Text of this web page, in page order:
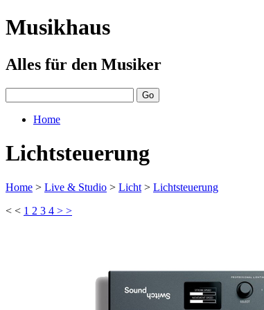
Musikhaus
Alles für den Musiker
Home
Lichtsteuerung
Home > Live & Studio > Licht > Lichtsteuerung
< < 1 2 3 4 > >